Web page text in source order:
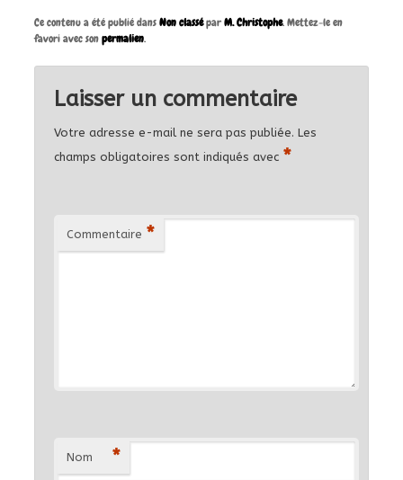
Ce contenu a été publié dansNon classéparM. Christophe. Mettez-le en
favori avec sonpermalien.
Laisser un commentaire
Votre adresse e-mail ne sera pas publiée. Les
champs obligatoires sont indiqués avec *
Commentaire *
Nom *